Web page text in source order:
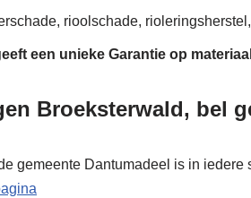
rioolschade,
een unieke Garantie op
Broeksterwald, bel
gemeente Dantumadeel is in iedere